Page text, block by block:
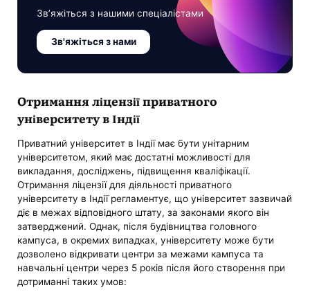
Зв’яжіться з нашими спеціалістами
Зв'яжіться з нами
Отримання ліцензії приватного
університету в Індії
Приватний університет в Індії має бути унітарним
університетом, який має достатні можливості для
викладання, досліджень, підвищення кваліфікації.
Отримання ліцензії для діяльності приватного
університету в Індії регламентує, що університет зазвичай
діє в межах відповідного штату, за законами якого він
затверджений. Однак, після будівництва головного
кампуса, в окремих випадках, університету може бути
дозволено відкривати центри за межами кампуса та
навчальні центри через 5 років після його створення при
дотриманні таких умов: